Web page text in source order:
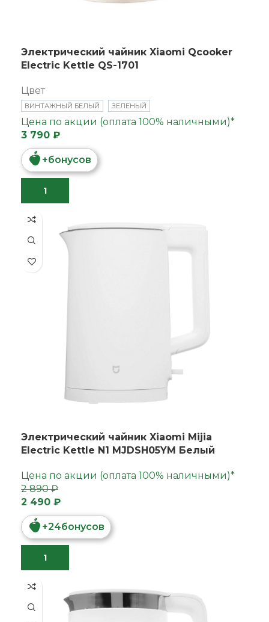
Электрический чайник Xiaomi Qcooker
Electric Kettle QS-1701
Цвет
ВИНТАЖНЫЙ БЕЛЫЙ ЗЕЛЕНЫЙ
Цена по акции (оплата 100% наличными)*
3 790 ₽
+бонусов
Электрический чайник Xiaomi Mijia
Electric Kettle N1 MJDSH05YM Белый
Цена по акции (оплата 100% наличными)*
2 490 ₽
+24бонусов
2 890 ₽